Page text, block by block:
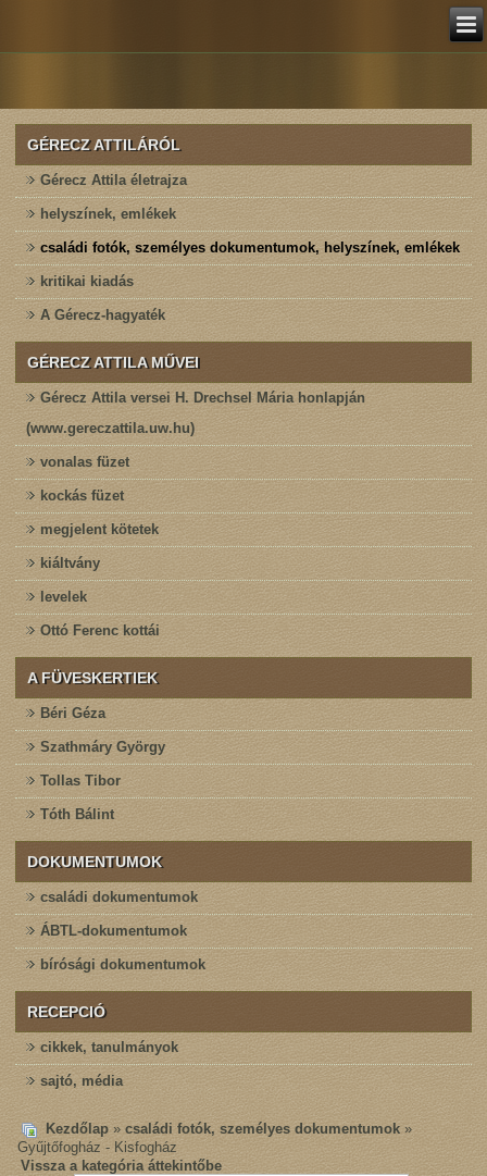
GÉRECZ ATTILÁRÓL
Gérecz Attila életrajza
helyszínek, emlékek
családi fotók, személyes dokumentumok, helyszínek, emlékek
kritikai kiadás
A Gérecz-hagyaték
GÉRECZ ATTILA MŰVEI
Gérecz Attila versei H. Drechsel Mária honlapján
(www.gereczattila.uw.hu)
vonalas füzet
kockás füzet
megjelent kötetek
kiáltvány
levelek
Ottó Ferenc kottái
A FÜVESKERTIEK
Béri Géza
Szathmáry György
Tollas Tibor
Tóth Bálint
DOKUMENTUMOK
családi dokumentumok
ÁBTL-dokumentumok
bírósági dokumentumok
RECEPCIÓ
cikkek, tanulmányok
sajtó, média
Kezdőlap»családi fotók, személyes dokumentumok »
Gyűjtőfogház - Kisfogház
Vissza a kategória áttekintőbe